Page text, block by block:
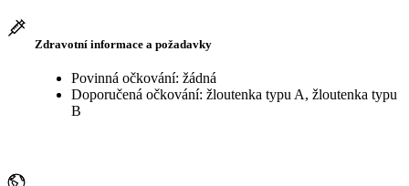
Zdravotní informace a požadavky
Povinná očkování: žádná
Doporučená očkování: žloutenka typu A, žloutenka typu
B